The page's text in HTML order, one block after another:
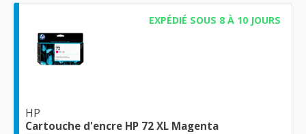
EXPÉDIÉ SOUS 8 À 10 JOURS
HP
Cartouche d'encre HP 72 XL Magenta